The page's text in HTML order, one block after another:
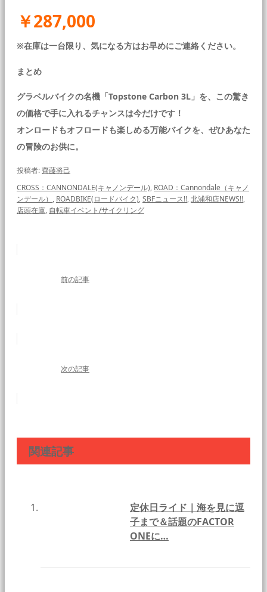
￥287,000
※在庫は一台限り、気になる方はお早めにご連絡ください。
まとめ
グラベルバイクの名機「Topstone Carbon 3L」を、この驚き
の価格で手に入れるチャンスは今だけです！
オンロードもオフロードも楽しめる万能バイクを、ぜひあなた
の冒険のお供に。
投稿者:齊藤将己
CROSS：CANNONDALE(キャノンデール), ROAD：Cannondale（キャノ
ンデール） , ROADBIKE(ロードバイク),SBFニュース!!,北浦和店NEWS!!,
店頭在庫, 自転車イベント/サイクリング
前の記事
次の記事
関連記事
定休日ライド｜海を見に逗
子まで＆話題のFACTOR
ONEに…